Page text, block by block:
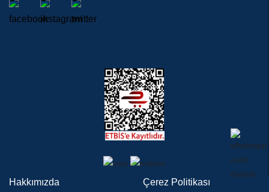
Hakkımızda Çerez Politikası